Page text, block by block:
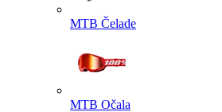
MTB Čelade
MTB Očala